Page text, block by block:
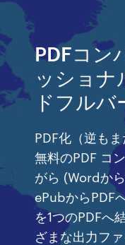
PDFコン
ッショナ
ドフル
PDF化（逆も
無料のPDF コ
がら (Wordか
ePubからPDF
を1つのPDFへ
ざまな出力フ